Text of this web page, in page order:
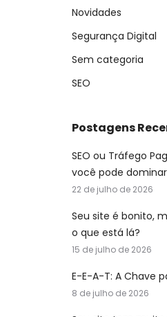
Novidades
Segurança Digital
Sem categoria
SEO
Postagens
SEO ou Tráfego
você pode
22 de julho de 2026
Seu site é bonito,
o que está lá?
15 de julho de 2026
E-E-A-T: A Chave
8 de julho de 2026